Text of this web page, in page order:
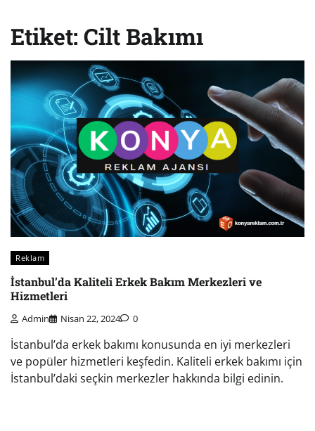
Etiket: Cilt Bakımı
Reklam
İstanbul’da Kaliteli Erkek Bakım Merkezleri ve
Hizmetleri
Admin Nisan 22, 2024 0
İstanbul’da erkek bakımı konusunda en iyi merkezleri
ve popüler hizmetleri keşfedin. Kaliteli erkek bakımı için
İstanbul’daki seçkin merkezler hakkında bilgi edinin.